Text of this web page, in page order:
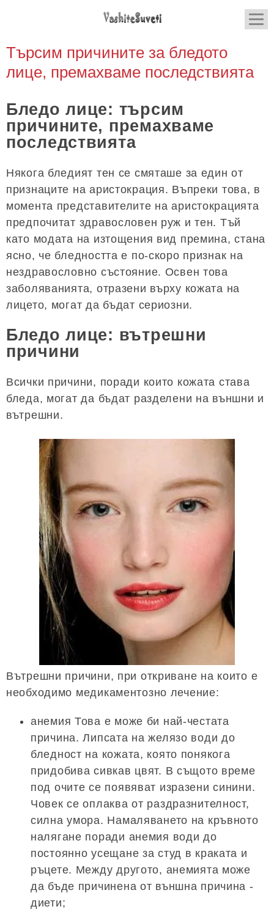
Търсим причините за бледото
лице, премахваме последствията
Бледо лице: търсим
причините, премахваме
последствията
Някога бледият тен се смяташе за един от
признаците на аристокрация. Въпреки това, в
момента представителите на аристокрацията
предпочитат здравословен руж и тен. Тъй
като модата на изтощения вид премина, стана
ясно, че бледността е по-скоро признак на
нездравословно състояние. Освен това
заболяванията, отразени върху кожата на
лицето, могат да бъдат сериозни.
Бледо лице: вътрешни
причини
Всички причини, поради които кожата става
бледа, могат да бъдат разделени на външни и
вътрешни.
Вътрешни причини, при откриване на които е
необходимо медикаментозно лечение:
анемия Това е може би най-честата
причина. Липсата на желязо води до
бледност на кожата, която понякога
придобива сивкав цвят. В същото време
под очите се появяват изразени синини.
Човек се оплаква от раздразнителност,
силна умора. Намаляването на кръвното
налягане поради анемия води до
постоянно усещане за студ в краката и
ръцете. Между другото, анемията може
да бъде причинена от външна причина -
диети;